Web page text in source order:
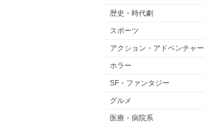
歴史・時代劇
スポーツ
アクション・アドベンチャー
ホラー
SF・ファンタジー
グルメ
医療・病院系